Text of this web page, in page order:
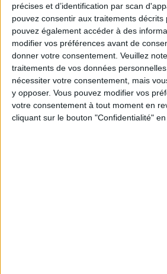
précises et d’identification par scan
pouvez consentir aux traitements décrits
pouvez également accéder à des
modifier vos préférences avant de
donner votre consentement. Veuillez
traitements de vos données
nécessiter votre consentement, mais
y opposer. Vous pouvez modifier vos
votre consentement à tout moment en
cliquant sur le bouton "Confidentialité"
LES SPF 50 QUI DONNENT ENVIE